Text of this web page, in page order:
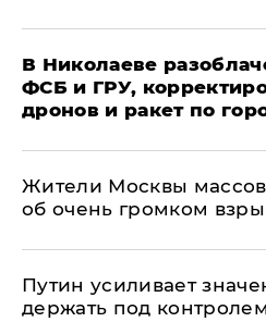
В Николаеве
ФСБ и ГРУ,
дронов и ракет по
Жители Москвы
об очень громком
Путин усиливает
держать под